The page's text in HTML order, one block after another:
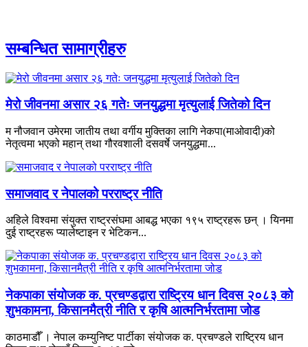
सम्बन्धित सामाग्रीहरु
मेरो जीवनमा असार २६ गतेः जनयुद्धमा मृत्युलाई जितेको दिन
म नौजवान उमेरमा जातीय तथा वर्गीय मुक्तिका लागि नेकपा(माओवादी)को
नेतृत्वमा भएको महान् तथा गौरवशाली दसवर्षे जनयुद्धमा...
समाजवाद र नेपालको परराष्ट्र नीति
अहिले विश्वमा संयुक्त राष्ट्रसंघमा आबद्ध भएका १९५ राष्ट्रहरू छन् । यिनमा
दुई राष्ट्रहरू प्यालेष्टाइन र भेटिकन...
नेकपाका संयोजक क. प्रचण्डद्वारा राष्ट्रिय धान दिवस २०८३ को
शुभकामना, किसानमैत्री नीति र कृषि आत्मनिर्भरतामा जोड
काठमाडौँ । नेपाल कम्युनिष्ट पार्टीका संयोजक क. प्रचण्डले राष्ट्रिय धान